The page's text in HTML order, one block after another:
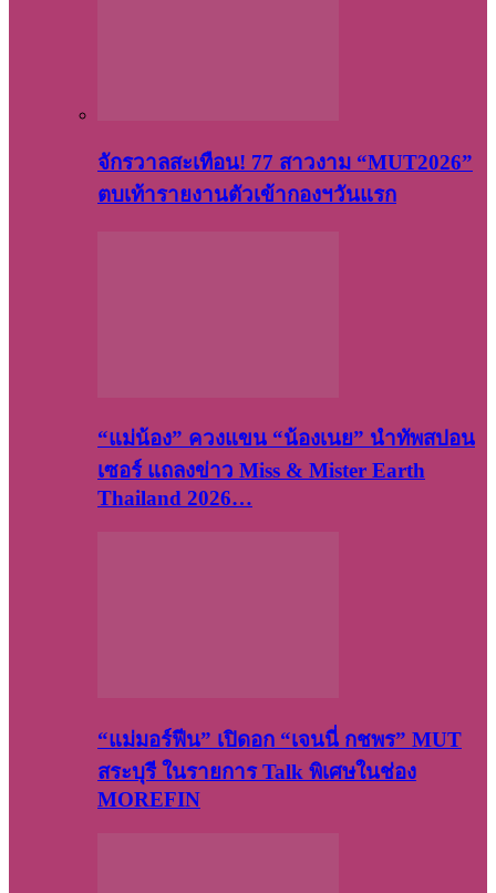
จักรวาลสะเทือน! 77 สาวงาม “MUT2026”
ตบเท้ารายงานตัวเข้ากองฯวันแรก
“แม่น้อง” ควงแขน “น้องเนย” นำทัพสปอน
เซอร์ แถลงข่าว Miss & Mister Earth
Thailand 2026…
“แม่มอร์ฟีน” เปิดอก “เจนนี่ กชพร” MUT
สระบุรี ในรายการ Talk พิเศษในช่อง
MOREFIN